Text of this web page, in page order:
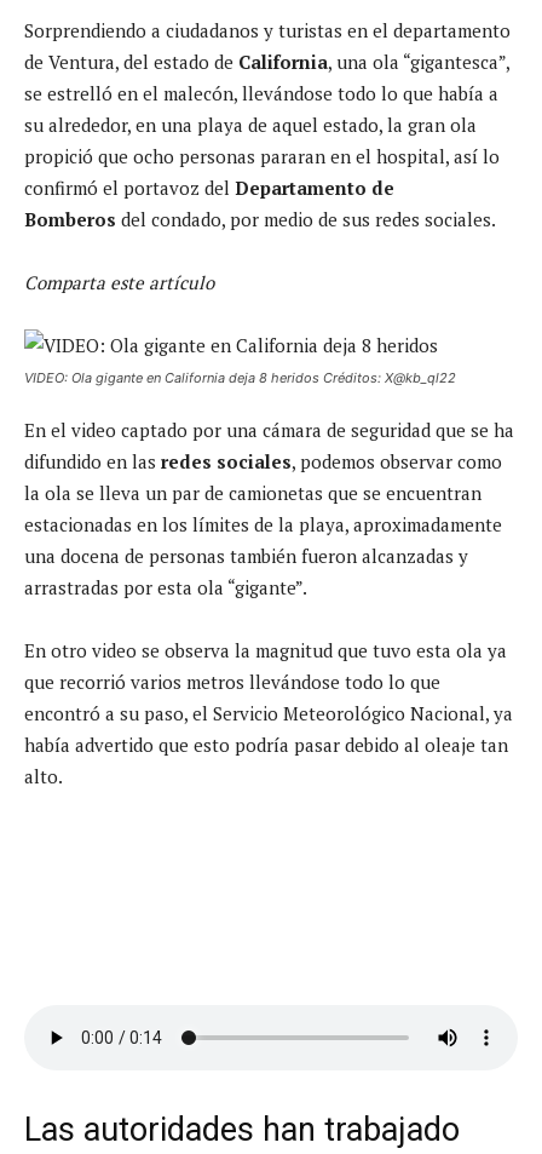
Sorprendiendo a ciudadanos y turistas en el departamento
de Ventura, del estado de California, una ola “gigantesca”,
se estrelló en el malecón, llevándose todo lo que había a
su alrededor, en una playa de aquel estado, la gran ola
propició que ocho personas pararan en el hospital, así lo
confirmó el portavoz del Departamento de
Bomberos del condado, por medio de sus redes sociales.
Comparta este artículo
VIDEO: Ola gigante en California deja 8 heridos Créditos: X@kb_ql22
En el video captado por una cámara de seguridad que se ha
difundido en las redes sociales, podemos observar como
la ola se lleva un par de camionetas que se encuentran
estacionadas en los límites de la playa, aproximadamente
una docena de personas también fueron alcanzadas y
arrastradas por esta ola “gigante”.
En otro video se observa la magnitud que tuvo esta ola ya
que recorrió varios metros llevándose todo lo que
encontró a su paso, el Servicio Meteorológico Nacional, ya
había advertido que esto podría pasar debido al oleaje tan
alto.
Las autoridades han trabajado